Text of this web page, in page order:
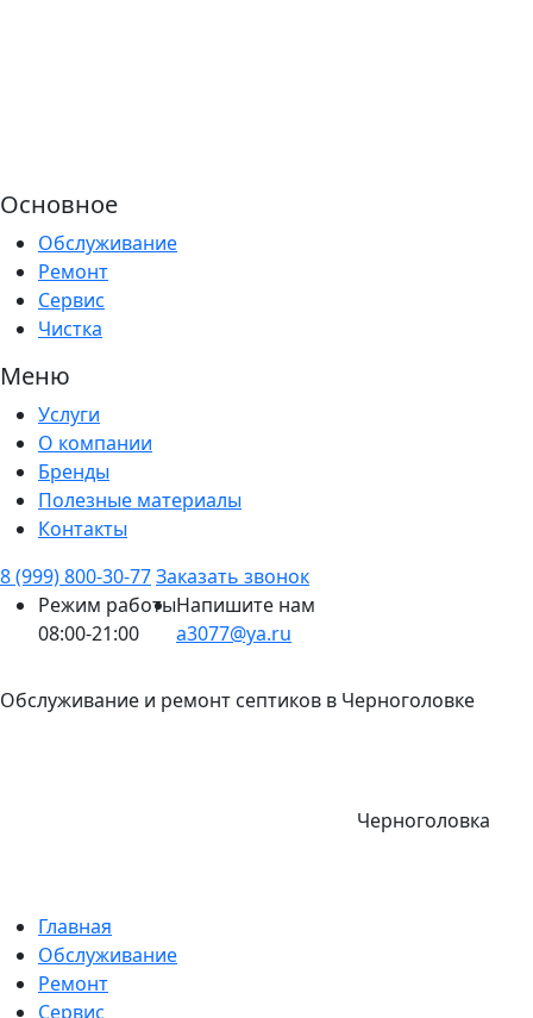
Основное
Обслуживание
Ремонт
Сервис
Чистка
Меню
Услуги
О компании
Бренды
Полезные материалы
Контакты
8 (999) 800-30-77Заказать звонок
Режим работы
08:00-21:00
Напишите нам
a3077@ya.ru
Обслуживание и ремонт септиков в Черноголовке
Черноголовка
Главная
Обслуживание
Ремонт
Сервис